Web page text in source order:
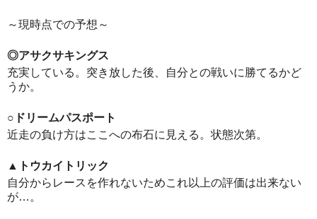
～現時点での予想～
◎アサクサキングス
充実している。突き放した後、自分との戦いに勝てるかど
うか。
○ドリームパスポート
近走の負け方はここへの布石に見える。状態次第。
▲トウカイトリック
自分からレースを作れないためこれ以上の評価は出来ない
が…。